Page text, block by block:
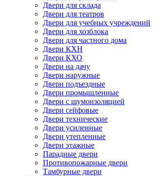
Двери для склада
Двери для театров
Двери для учебных учреждений
Двери для хозблока
Двери для частного дома
Двери КХН
Двери КХО
Двери на дачу
Двери наружные
Двери подъездные
Двери промышленные
Двери с шумоизоляцией
Двери сейфовые
Двери технические
Двери усиленные
Двери утепленные
Двери этажные
Парадные двери
Противопожарные двери
Тамбурные двери